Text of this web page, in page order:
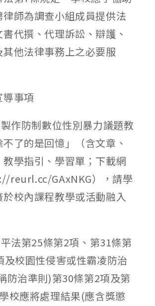
律師為調查小組成員提供法
代撰、代理訴訟、辯護、
他法律事務上之必要服
事項
作防制數位性別暴力議題教
了的是回憶」（含文章、
學指引、學習單；下載網
reurl.cc/GAxNKG），請學
校內課程教學或活動融入
法第25條第2項、第31條第
及校園性侵害或性霸凌防治
防治準則)第30條第2項及第
校應將處理結果(應含獎懲